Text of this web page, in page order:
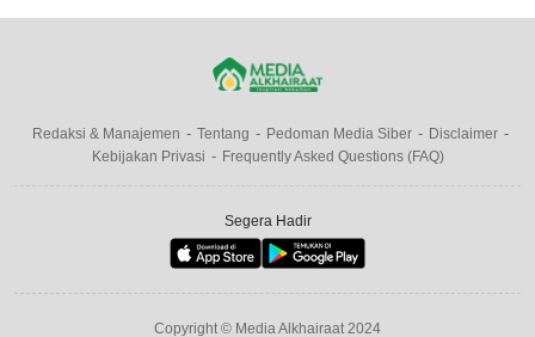
Redaksi & Manajemen Tentang Pedoman Media Siber
Disclaimer
Kebijakan Privasi
Frequently Asked Questions (FAQ)
Segera Hadir
Copyright © Media Alkhairaat 2024